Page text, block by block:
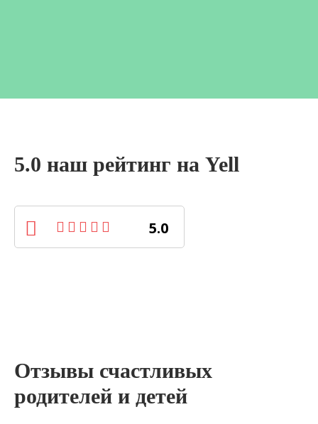
5.0 наш рейтинг на Yell
5.0
Отзывы счастливых
родителей и детей